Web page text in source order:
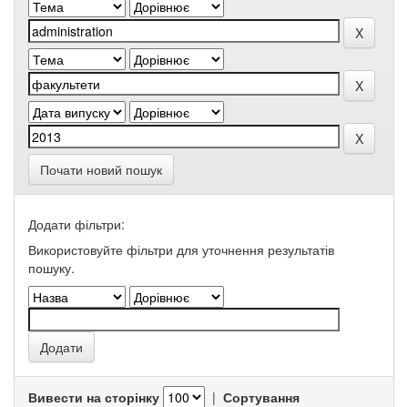
Почати новий пошук
Додати фільтри:
Використовуйте фільтри для уточнення результатів
пошуку.
Вивести на сторінку | Сортування